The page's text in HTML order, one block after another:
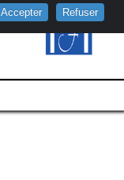
Accepter Refuser